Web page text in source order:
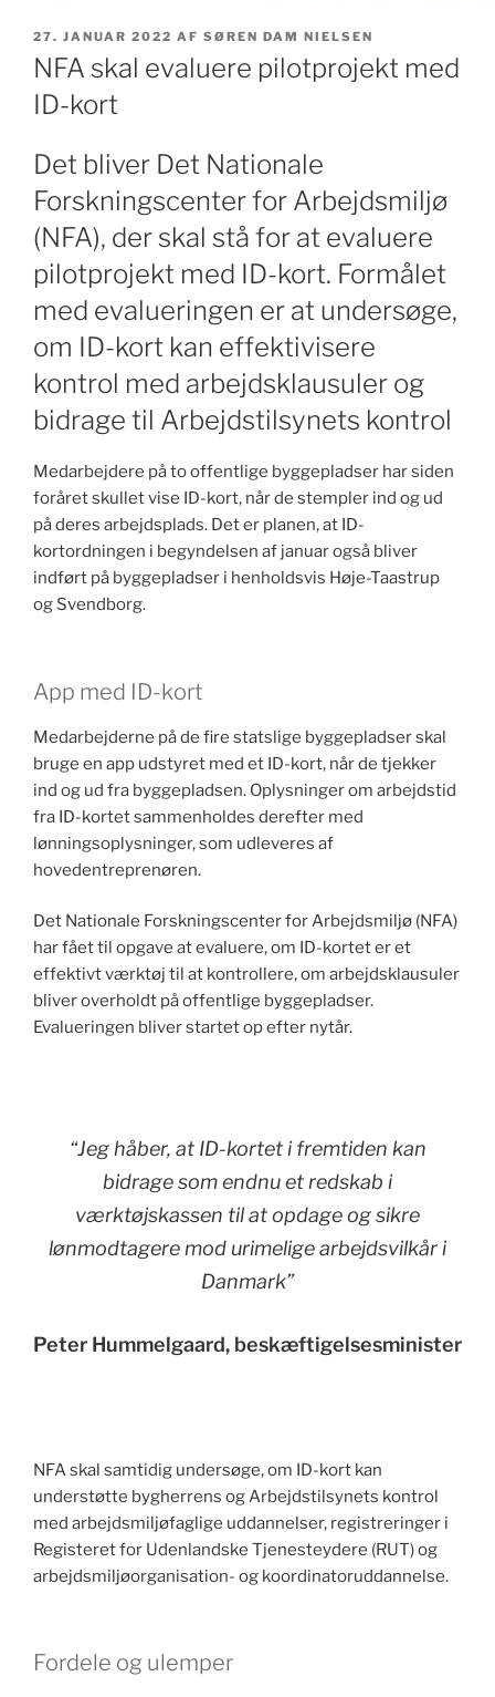
UDGIVET
DEN
27. JANUAR 2022 AF SØREN DAM NIELSEN
NFA skal evaluere pilotprojekt med
ID-kort
Det bliver Det Nationale
Forskningscenter for Arbejdsmiljø
(NFA), der skal stå for at evaluere
pilotprojekt med ID-kort. Formålet
med evalueringen er at undersøge,
om ID-kort kan effektivisere
kontrol med arbejdsklausuler og
bidrage til Arbejdstilsynets kontrol
Medarbejdere på to offentlige byggepladser har siden
foråret skullet vise ID-kort, når de stempler ind og ud
på deres arbejdsplads. Det er planen, at ID-
kortordningen i begyndelsen af januar også bliver
indført på byggepladser i henholdsvis Høje-Taastrup
og Svendborg.
App med ID-kort
Medarbejderne på de fire statslige byggepladser skal
bruge en app udstyret med et ID-kort, når de tjekker
ind og ud fra byggepladsen. Oplysninger om arbejdstid
fra ID-kortet sammenholdes derefter med
lønningsoplysninger, som udleveres af
hovedentreprenøren.
Det Nationale Forskningscenter for Arbejdsmiljø (NFA)
har fået til opgave at evaluere, om ID-kortet er et
effektivt værktøj til at kontrollere, om arbejdsklausuler
bliver overholdt på offentlige byggepladser.
Evalueringen bliver startet op efter nytår.
“Jeg håber, at ID-kortet i fremtiden kan
bidrage som endnu et redskab i
værktøjskassen til at opdage og sikre
lønmodtagere mod urimelige arbejdsvilkår i
Danmark”
Peter Hummelgaard, beskæftigelsesminister
NFA skal samtidig undersøge, om ID-kort kan
understøtte bygherrens og Arbejdstilsynets kontrol
med arbejdsmiljøfaglige uddannelser, registreringer i
Registeret for Udenlandske Tjenesteydere (RUT) og
arbejdsmiljøorganisation- og koordinatoruddannelse.
Fordele og ulemper